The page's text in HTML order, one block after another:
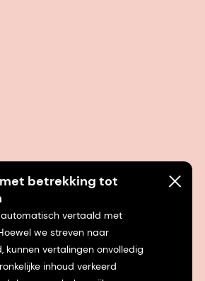
betrekking tot
vertaald met
we streven naar
kunnen vertalingen onvolledig
inhoud verkeerd